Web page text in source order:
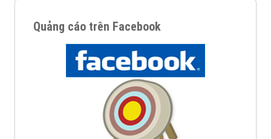
Quảng cáo trên Facebook